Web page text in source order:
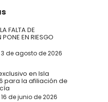
FALTA DE
EN RIESGO
de agosto de 2026
en Isla
para la afiliación de
de junio de 2026